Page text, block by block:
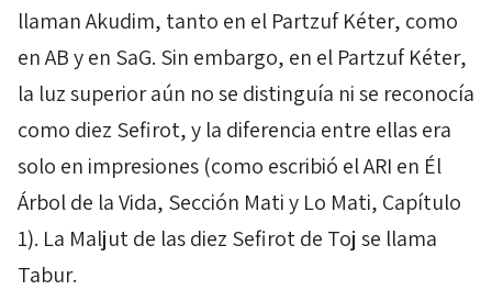
llamanAkudim, tanto en el Partzuf Kéter, como
enABy en SaG. Sin embargo, en el Partzuf Kéter,
la luz superior aún no se distinguía ni se reconocía
como diez Sefirot, y la diferencia entre ellas era
solo en impresiones (como escribió elARI en Él
Árbol de la Vida, Sección Matiy Lo Mati, Capítulo
1). La Maljutde las diez Sefirotde Toj se llama
Tabur.